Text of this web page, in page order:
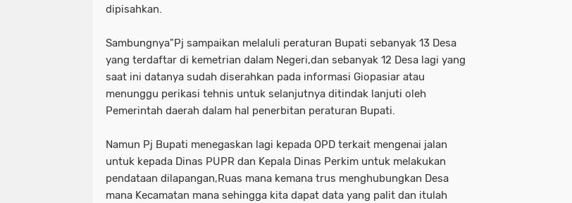
dipisahkan.
Sambungnya"Pj sampaikan melaluli peraturan Bupati sebanyak 13 Desa
yang terdaftar di kemetrian dalam Negeri,dan sebanyak 12 Desa lagi yang
saat ini datanya sudah diserahkan pada informasi Giopasiar atau
menunggu perikasi tehnis untuk selanjutnya ditindak lanjuti oleh
Pemerintah daerah dalam hal penerbitan peraturan Bupati.
Namun Pj Bupati menegaskan lagi kepada OPD terkait mengenai jalan
untuk kepada Dinas PUPR dan Kepala Dinas Perkim untuk melakukan
pendataan dilapangan,Ruas mana kemana trus menghubungkan Desa
mana Kecamatan mana sehingga kita dapat data yang palit dan itulah